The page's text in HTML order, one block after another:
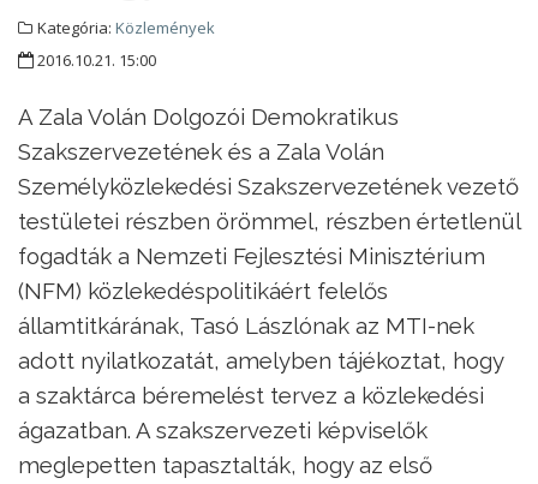
Kategória: Közlemények
2016.10.21. 15:00
A Zala Volán Dolgozói Demokratikus
Szakszervezetének és a Zala Volán
Személyközlekedési Szakszervezetének vezető
testületei részben örömmel, részben értetlenül
fogadták a Nemzeti Fejlesztési Minisztérium
(NFM) közlekedéspolitikáért felelős
államtitkárának, Tasó Lászlónak az MTI-nek
adott nyilatkozatát, amelyben tájékoztat, hogy
a szaktárca béremelést tervez a közlekedési
ágazatban. A szakszervezeti képviselők
meglepetten tapasztalták, hogy az első